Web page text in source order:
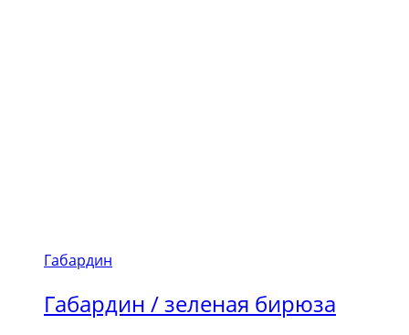
Габардин
Габардин / зеленая бирюза